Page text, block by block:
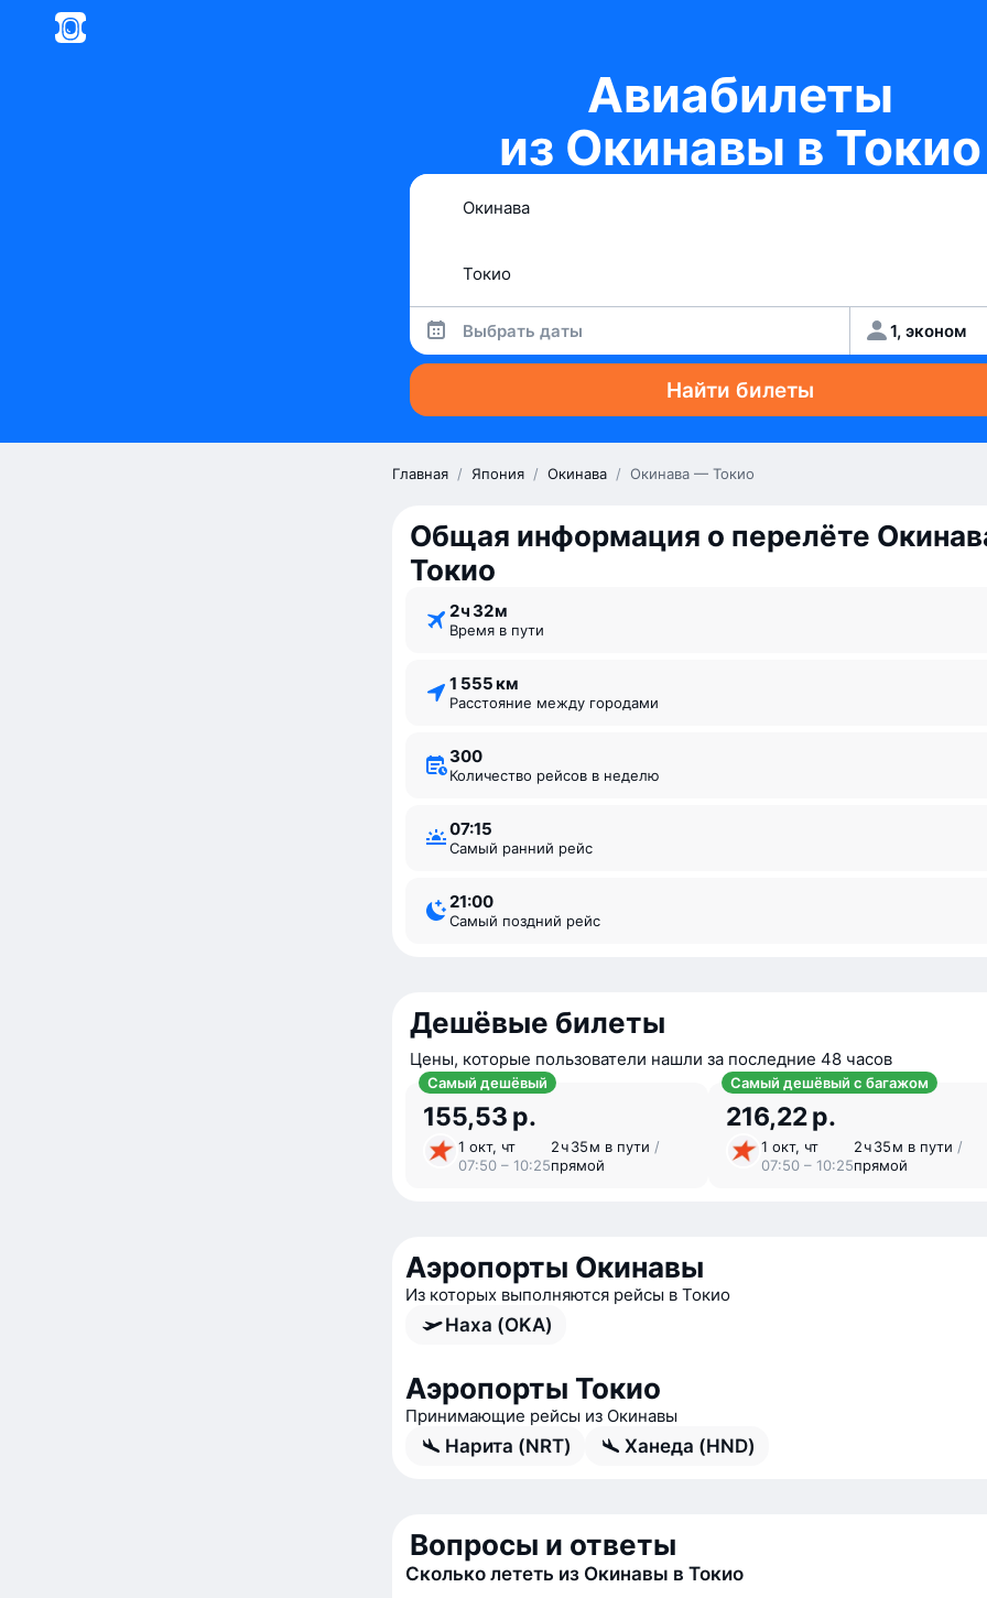
Авиабилеты
из Окинавы в Токио
Выбрать даты 1, эконом
Найти билеты
Главная / Япония / Окинава / Окинава — Токио
Общая информация о перелёте
Токио
2 ⁠ч 32 ⁠м
Время в пути
1 555 км
Расстояние между городами
300
Количество рейсов в неделю
07:15
Самый ранний рейс
21:00
Самый поздний рейс
Дешёвые билеты
Цены, которые пользователи нашли за последние 48 часов
Самый дешёвый
155,53 р.
1 окт, чт
07:50 – 10:25
2 ⁠ч 35 ⁠м в пути /
прямой
Самый дешёвый с багажом
216,22 р.
1 окт, чт
07:50 – 10:25
2 ⁠ч 35 ⁠м в пути /
прямой
Аэропорты Окинавы
Из которых выполняются рейсы в Токио
Наха (OKA)
Аэропорты Токио
Принимающие рейсы из Окинавы
Нарита (NRT) Ханеда (HND)
Вопросы и ответы
Сколько лететь из Окинавы в Токио